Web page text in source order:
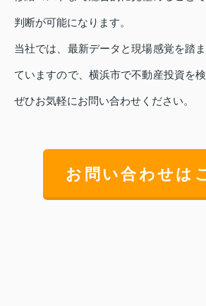
判断が可能になります。
当社では、最新データと現場感覚を踏
ていますので、横浜市で不動産投資を
ぜひお気軽にお問い合わせください。
お問い合わせは